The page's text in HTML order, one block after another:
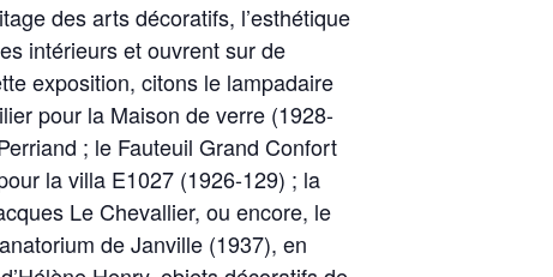
des arts décoratifs, l’esthétique
intérieurs et ouvrent sur de
exposition, citons le lampadaire
pour la Maison de verre (1928-
; le Fauteuil Grand Confort
la villa E1027 (1926-129) ; la
Le Chevallier, ou encore, le
de Janville (1937), en